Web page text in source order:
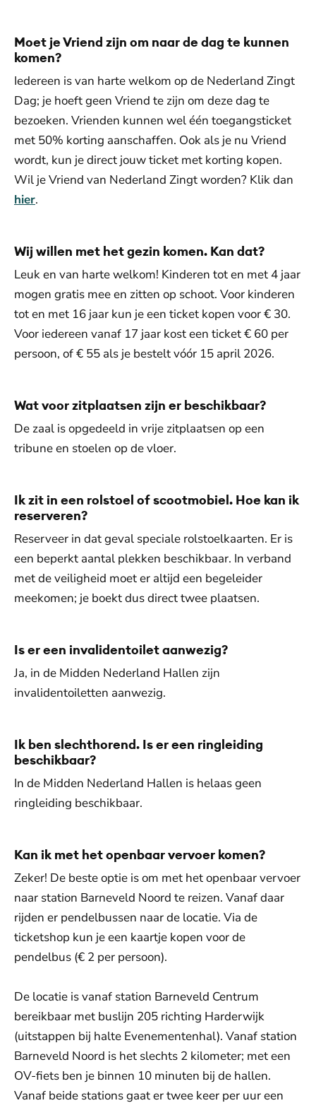
Moet je Vriend zijn om naar de dag te kunnen
komen?
Iedereen is van harte welkom op de Nederland Zingt
Dag; je hoeft geen Vriend te zijn om deze dag te
bezoeken. Vrienden kunnen wel één toegangsticket
met 50% korting aanschaffen. Ook als je nu Vriend
wordt, kun je direct jouw ticket met korting kopen.
Wil je Vriend van Nederland Zingt worden? Klik dan
hier.
Wij willen met het gezin komen. Kan dat?
Leuk en van harte welkom! Kinderen tot en met 4 jaar
mogen gratis mee en zitten op schoot. Voor kinderen
tot en met 16 jaar kun je een ticket kopen voor € 30.
Voor iedereen vanaf 17 jaar kost een ticket € 60 per
persoon, of € 55 als je bestelt vóór 15 april 2026.
Wat voor zitplaatsen zijn er beschikbaar?
De zaal is opgedeeld in vrije zitplaatsen op een
tribune en stoelen op de vloer.
Ik zit in een rolstoel of scootmobiel. Hoe kan ik
reserveren?
Reserveer in dat geval speciale rolstoelkaarten. Er is
een beperkt aantal plekken beschikbaar. In verband
met de veiligheid moet er altijd een begeleider
meekomen; je boekt dus direct twee plaatsen.
Is er een invalidentoilet aanwezig?
Ja, in de Midden Nederland Hallen zijn
invalidentoiletten aanwezig.
Ik ben slechthorend. Is er een ringleiding
beschikbaar?
In de Midden Nederland Hallen is helaas geen
ringleiding beschikbaar.
Kan ik met het openbaar vervoer komen?
Zeker! De beste optie is om met het openbaar vervoer
naar station Barneveld Noord te reizen. Vanaf daar
rijden er pendelbussen naar de locatie. Via de
ticketshop kun je een kaartje kopen voor de
pendelbus (€ 2 per persoon).
De locatie is vanaf station Barneveld Centrum
bereikbaar met buslijn 205 richting Harderwijk
(uitstappen bij halte Evenementenhal). Vanaf station
Barneveld Noord is het slechts 2 kilometer; met een
OV-fiets ben je binnen 10 minuten bij de hallen.
Vanaf beide stations gaat er twee keer per uur een